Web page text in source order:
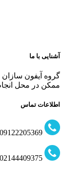
آشنایی با ما
گروه آیفون سازان
ممکن در محل
اطلاعات تماس